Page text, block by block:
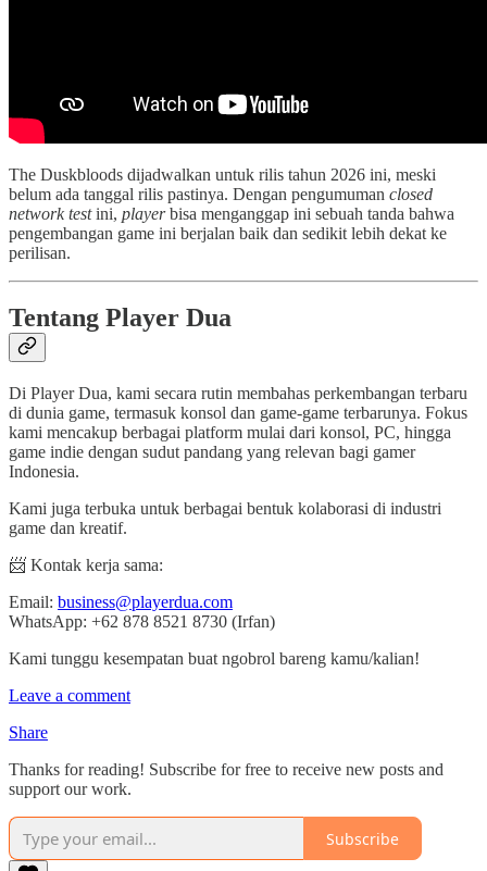
The Duskbloods dijadwalkan untuk rilis tahun 2026 ini, meski
belum ada tanggal rilis pastinya. Dengan pengumuman closed
network testini, playerbisa menganggap ini sebuah tanda bahwa
pengembangan game ini berjalan baik dan sedikit lebih dekat ke
perilisan.
Tentang Player Dua
Di Player Dua, kami secara rutin membahas perkembangan terbaru
di dunia game, termasuk konsol dan game-game terbarunya. Fokus
kami mencakup berbagai platform mulai dari konsol, PC, hingga
game indie dengan sudut pandang yang relevan bagi gamer
Indonesia.
Kami juga terbuka untuk berbagai bentuk kolaborasi di industri
game dan kreatif.
📨 Kontak kerja sama:
Email: business@playerdua.com
WhatsApp: +62 878 8521 8730 (Irfan)
Kami tunggu kesempatan buat ngobrol bareng kamu/kalian!
Leave a comment
Share
Thanks for reading! Subscribe for free to receive new posts and
support our work.
Subscribe